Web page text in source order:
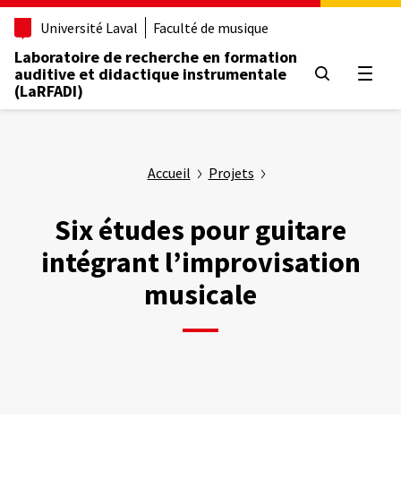
Aller
contenu
principal
Université Laval Faculté de musique
Laboratoire de recherche en formation
auditive et didactique instrumentale
(LaRFADI)
Accueil Projets
Six études pour guitare
intégrant l’improvisation
musicale